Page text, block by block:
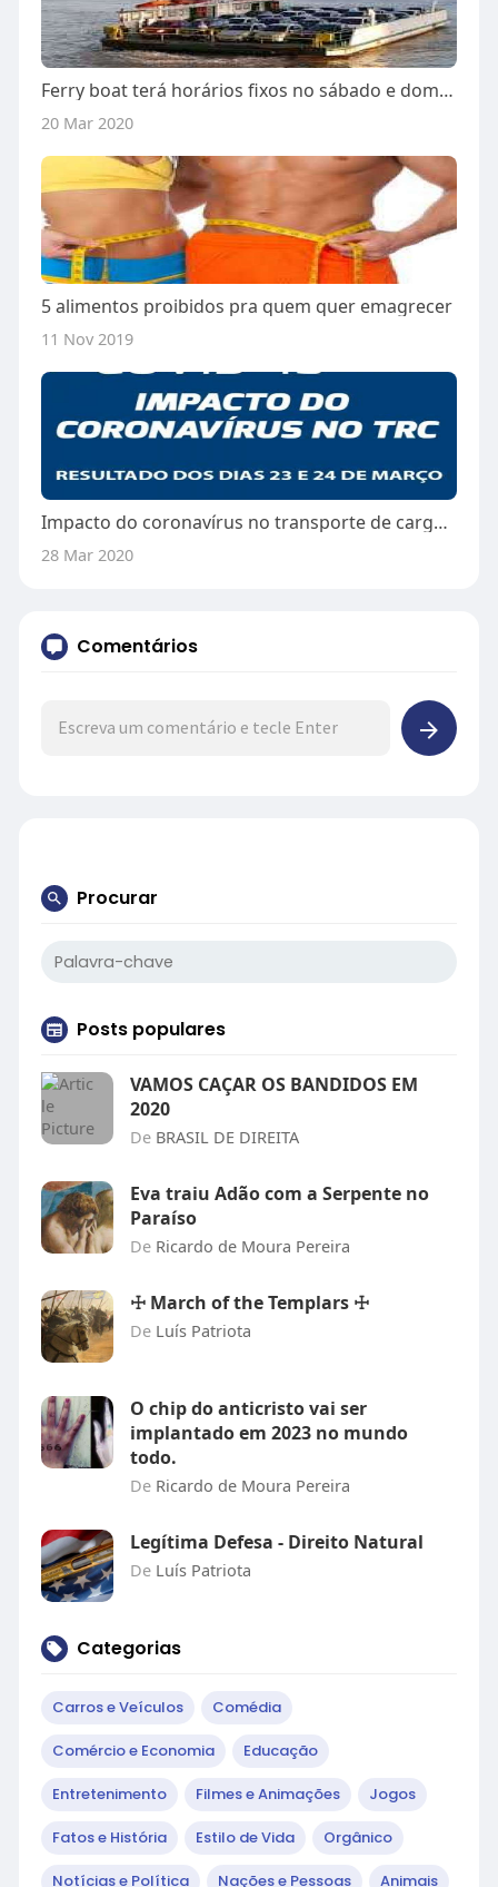
Ferry boat terá horários fixos no sábado e domingo em Navegantes
20 Mar 2020
5 alimentos proibidos pra quem quer emagrecer
11 Nov 2019
Impacto do coronavírus no transporte de cargas chega a 26% segundo dados do Decope
28 Mar 2020
Comentários
Procurar
Posts populares
VAMOS CAÇAR OS BANDIDOS EM
2020
De BRASIL DE DIREITA
Eva traiu Adão com a Serpente no
Paraíso
De Ricardo de Moura Pereira
☩ March of the Templars ☩
De Luís Patriota
O chip do anticristo vai ser
implantado em 2023 no mundo
todo.
De Ricardo de Moura Pereira
Legítima Defesa - Direito Natural
De Luís Patriota
Categorias
Carros e Veículos Comédia
Comércio e Economia Educação
Entretenimento Filmes e Animações Jogos
Fatos e História Estilo de Vida Orgânico
Notícias e Política Nações e Pessoas Animais